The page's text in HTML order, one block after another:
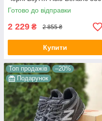
шкіряні сітка весна літо
Готово до відправки
2 229 ₴ 2 855 ₴
Купити
Топ продажів
–20%
Подарунок